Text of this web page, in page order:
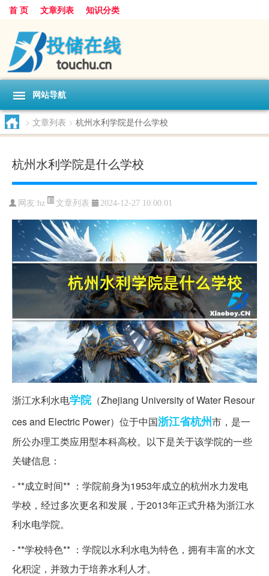
首 页 文章列表 知识分类
网站导航
> 文章列表 > 杭州水利学院是什么学校
杭州水利学院是什么学校
网友:hz 文章列表 2024-12-27 10:00:01
浙江水利水电学院（Zhejiang University of Water Resour
ces and Electric Power）位于中国浙江省杭州市，是一
所公办理工类应用型本科高校。以下是关于该学院的一些
关键信息：
- **成立时间** ：学院前身为1953年成立的杭州水力发电
学校，经过多次更名和发展，于2013年正式升格为浙江水
利水电学院。
- **学校特色** ：学院以水利水电为特色，拥有丰富的水文
化积淀，并致力于培养水利人才。